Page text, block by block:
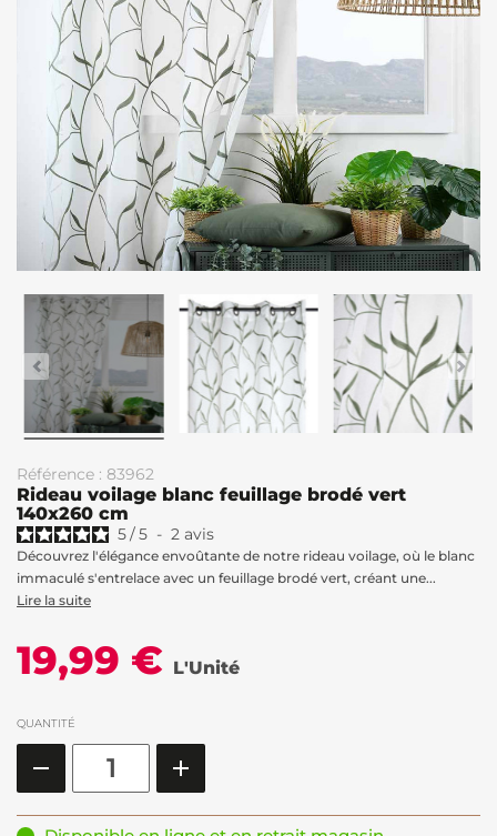
Référence : 83962
Rideau voilage blanc feuillage brodé vert
140x260 cm
5/5 - 2 avis
Découvrez l'élégance envoûtante de notre rideau voilage, où le blanc
immaculé s'entrelace avec un feuillage brodé vert, créant une...
Lire la suite
19,99 € L'Unité
QUANTITÉ